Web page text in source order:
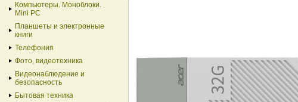
Компьютеры. Моноблоки.
Mini PC
Планшеты и электронные
книги
Телефония
Фото, видеотехника
Видеонаблюдение и
безопасность
Бытовая техника